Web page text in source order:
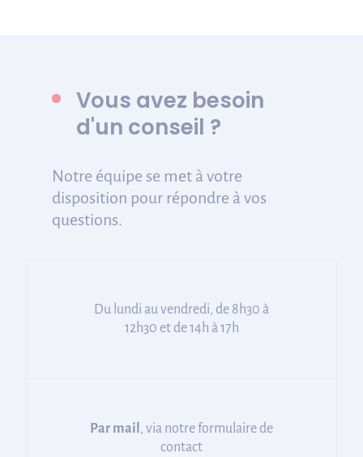
Vous avez besoin
d'un conseil ?
Notre équipe se met à votre
disposition pour répondre à vos
questions.
Du lundi au vendredi, de 8h30 à
12h30 et de 14h à 17h
Par mail , via notre formulaire de
contact